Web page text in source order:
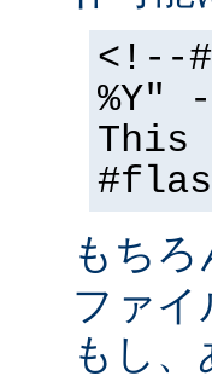
<!--
%Y"
もちろ
ファイ
もし